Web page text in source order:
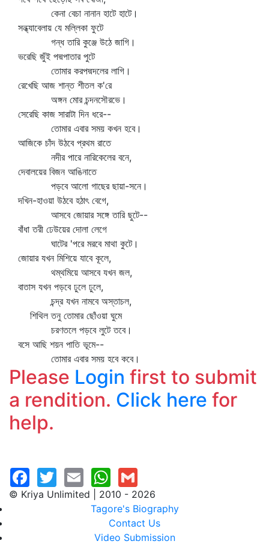
কেনা বেচা নানান হাটে হাটে।
সন্ধ্যাবেলায় যে মল্লিকা ফুটে
গন্ধ তারি কুঞ্জে উঠে জাগি।
ভরেছি জুঁই পদ্মপাতার পুটে
তোমার করপদ্মদলের লাগি।
রেখেছি আজ শান্ত শীতল ক'রে
অঙ্গন মোর চন্দনসৌরভে।
সেরেছি কাজ সারাটা দিন ধরে--
তোমার এবার সময় কখন হবে।
আজিকে চাঁদ উঠবে প্রথম রাতে
নদীর পারে নারিকেলের বনে,
দেবালয়ের বিজন আঙিনাতে
পড়বে আলো গাছের ছায়া-সনে।
দখিন-হাওয়া উঠবে হঠাৎ বেগে,
আসবে জোয়ার সঙ্গে তারি ছুটে--
বাঁধা তরী ঢেউয়ের দোলা লেগে
ঘাটের 'পরে মরবে মাথা কুটে।
জোয়ার যখন মিশিয়ে যাবে কূলে,
থম্‌থমিয়ে আসবে যখন জল,
বাতাস যখন পড়বে ঢুলে ঢুলে,
চন্দ্র যখন নামবে অস্তাচল,
শিথিল তনু তোমার ছোঁওয়া ঘুমে
চরণতলে পড়বে লুটে তবে।
বসে আছি শয়ন পাতি ভূমে--
তোমার এবার সময় হবে কবে।
Please Login first to submit
a rendition. Click here for
help.
© Kriya Unlimited | 2010 - 2026
Tagore's Biography
Contact Us
Video Submission